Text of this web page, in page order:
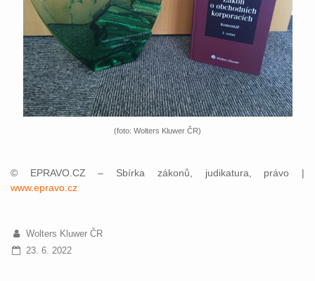
(foto: Wolters Kluwer ČR)
© EPRAVO.CZ – Sbírka zákonů, judikatura, právo |
www.epravo.cz
Wolters Kluwer ČR
23. 6. 2022